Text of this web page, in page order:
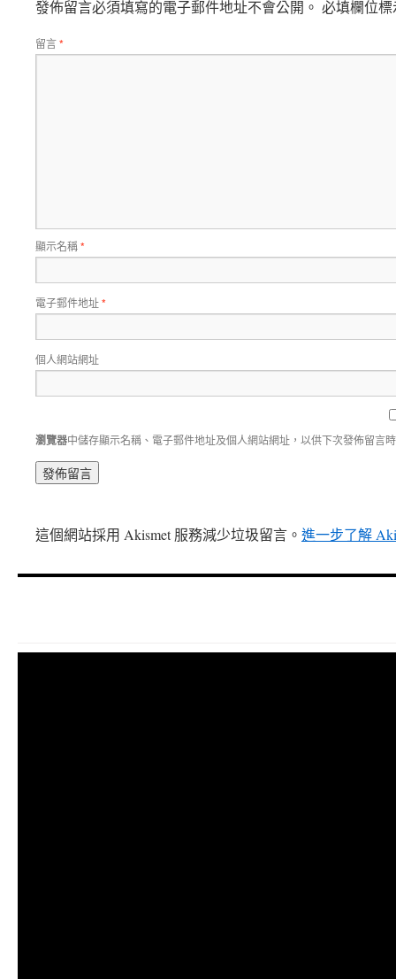
發佈留言必須填寫的電子郵件地址不會公開。 必填欄位
留言*
顯示名稱*
電子郵件地址*
個人網站網址
瀏覽器中儲存顯示名稱、電子郵件地址及個人網站網址，以供下次發佈留言
這個網站採用 Akismet 服務減少垃圾留言。 進一步了解